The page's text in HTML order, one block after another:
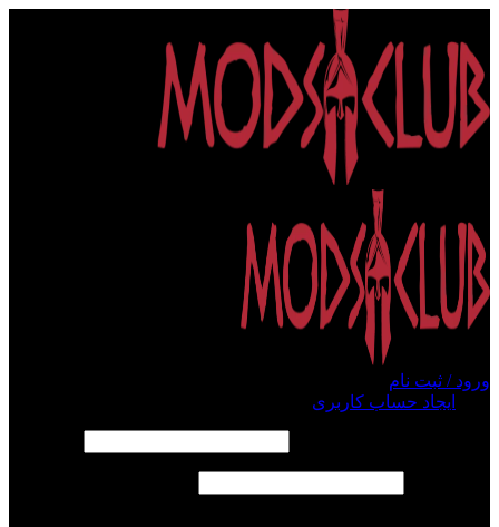
ورود / ثبت نام
ایجاد حساب کاربری